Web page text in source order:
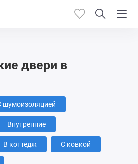
двери в
шумоизоляцией
Внутренние
В коттедж С ковкой